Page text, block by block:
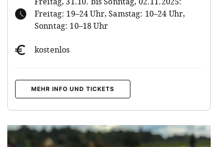
Freitag: 19–24 Uhr, Samstag: 10–24 Uhr,
Sonntag: 10–18 Uhr
kostenlos
MEHR INFO UND TICKETS